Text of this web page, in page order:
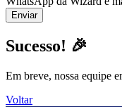
Sucesso! 🎉
Em breve, nossa equipe
Voltar